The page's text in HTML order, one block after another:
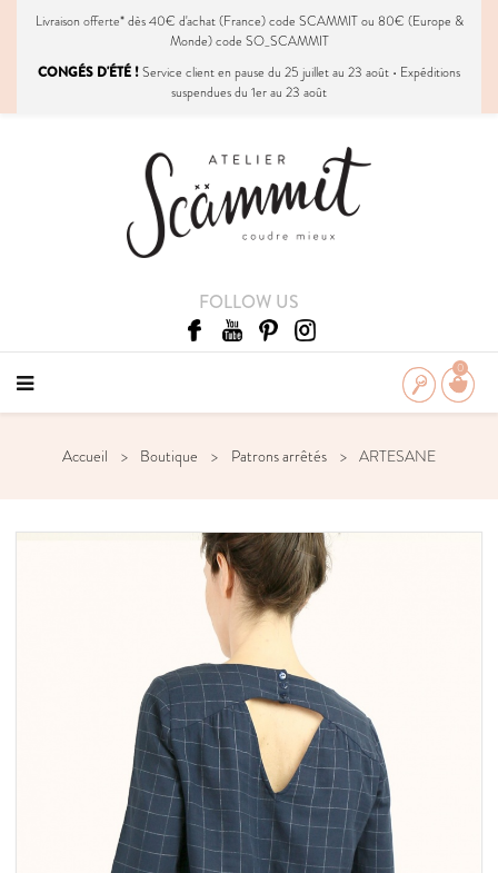
Livraison offerte* dès 40€ d'achat (France) code SCAMMIT ou 80€ (Europe &
Monde) code SO_SCAMMIT
CONGÉS D'ÉTÉ !Service client en pause du 25 juillet au 23 août • Expéditions
suspendues du 1er au 23 août
FOLLOW US
0
Accueil Boutique Patrons arrêtés ARTESANE